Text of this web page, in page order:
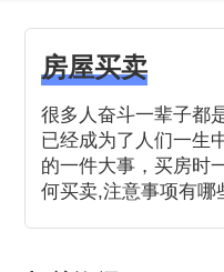
房屋买卖
很多人奋斗一辈子都
已经成为了人们一生
的一件大事，买房时
何买卖,注意事项有哪